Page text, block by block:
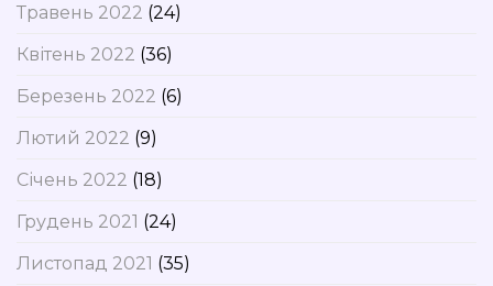
Травень 2022 (24)
Квітень 2022 (36)
Березень 2022 (6)
Лютий 2022 (9)
Січень 2022 (18)
Грудень 2021 (24)
Листопад 2021 (35)